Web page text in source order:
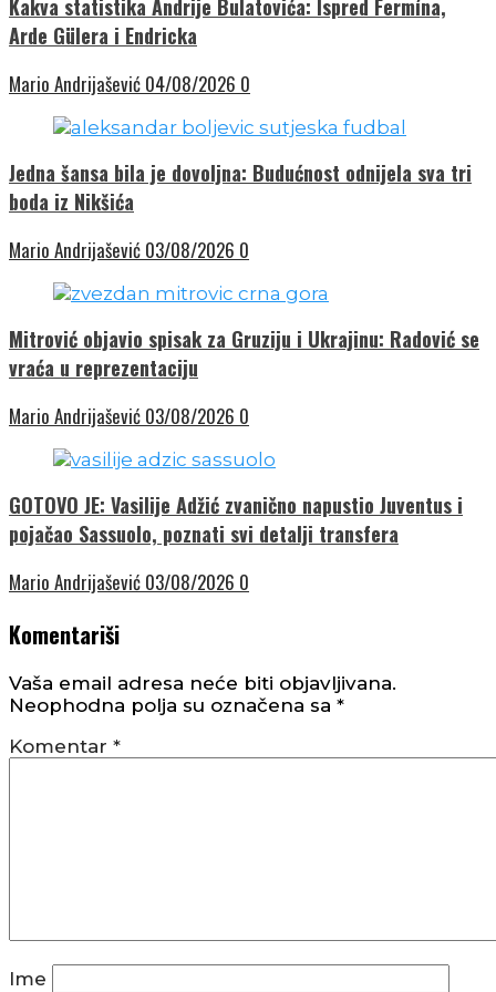
Kakva statistika Andrije Bulatovića: Ispred Fermína,
Arde Gülera i Endricka
Mario Andrijašević 04/08/2026 0
Jedna šansa bila je dovoljna: Budućnost odnijela sva tri
boda iz Nikšića
Mario Andrijašević 03/08/2026 0
Mitrović objavio spisak za Gruziju i Ukrajinu: Radović se
vraća u reprezentaciju
Mario Andrijašević 03/08/2026 0
GOTOVO JE: Vasilije Adžić zvanično napustio Juventus i
pojačao Sassuolo, poznati svi detalji transfera
Mario Andrijašević 03/08/2026 0
Komentariši
Vaša email adresa neće biti objavljivana.
Neophodna polja su označena sa *
Komentar *
Ime